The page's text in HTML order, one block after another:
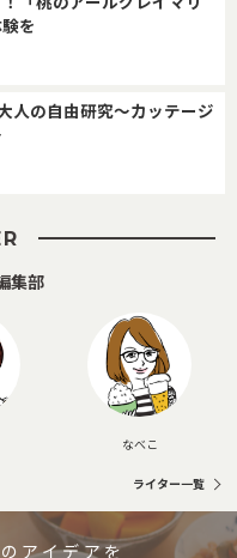
を
人の自由研究～カッテージ
集部
なべこ
ライター一覧
アイデアを